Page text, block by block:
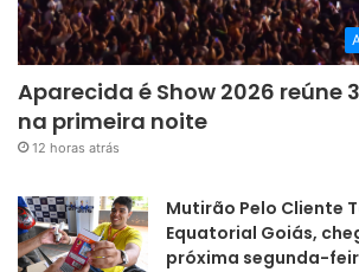
Aparecida é Show 2026 reúne
na primeira noite
12 horas atrás
Mutirão Pelo Cliente
Equatorial Goiás,
próxima segunda-